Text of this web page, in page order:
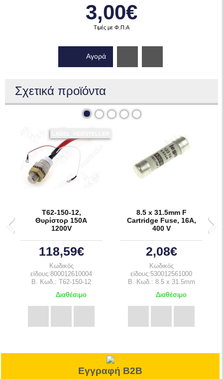
3,00€
Τιμές με Φ.Π.Α
Αγορά
Σχετικά προϊόντα
T62-150-12,
Θυρίστορ 150A
1200V
118,59€
Κωδικός
είδους:800012610004
B. Κωδ.: T62-150-12
Διαθέσιμο
8.5 x 31.5mm F
Cartridge Fuse, 16A,
400 V
2,08€
Κωδικός
είδους:530012561000
B. Κωδ.: 8.5 x 31.5mm
Διαθέσιμο
Εγγραφή B2B